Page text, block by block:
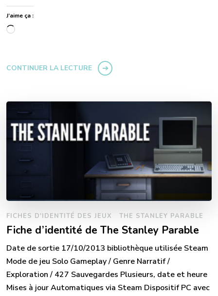
J’aime ça :
Chargement…
CONTINUER LA LECTURE
FICHES D'IDENTITÉ DES JEUX THE STANLEY PARABLE
Fiche d’identité de The Stanley Parable
Date de sortie 17/10/2013 bibliothèque utilisée Steam
Mode de jeu Solo Gameplay / Genre Narratif /
Exploration / 427 Sauvegardes Plusieurs, date et heure
Mises à jour Automatiques via Steam Dispositif PC avec